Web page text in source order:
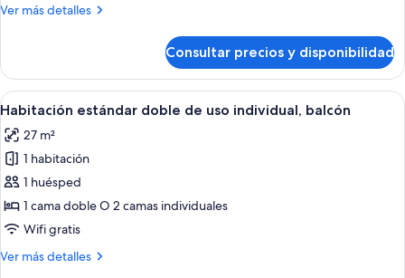
balcón
Ver más detalles
Más
estándar
doble,
balcón
Consultar precios y disponibilidad
Abrir
todas
las
fotos
de
Habitación
estándar
de
Una habitación de hotel moderna
5
Habitación estándar doble de uso individual, balcón
27 m²
1 habitación
1 huésped
1 cama doble O 2 camas individuales
Wifi gratis
Ver más detalles
Más